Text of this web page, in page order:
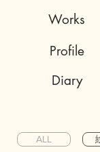
Diary
Works
Profile
ALL